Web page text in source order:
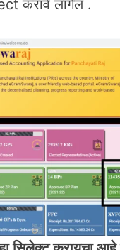
करावे लागेल .